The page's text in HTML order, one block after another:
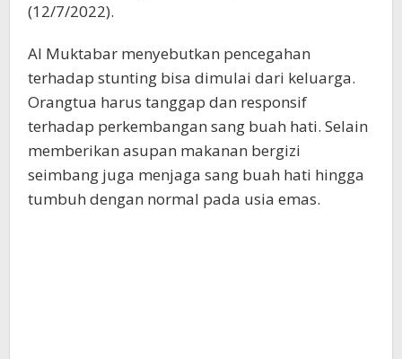
(12/7/2022).
Al Muktabar menyebutkan pencegahan
terhadap stunting bisa dimulai dari keluarga.
Orangtua harus tanggap dan responsif
terhadap perkembangan sang buah hati. Selain
memberikan asupan makanan bergizi
seimbang juga menjaga sang buah hati hingga
tumbuh dengan normal pada usia emas.